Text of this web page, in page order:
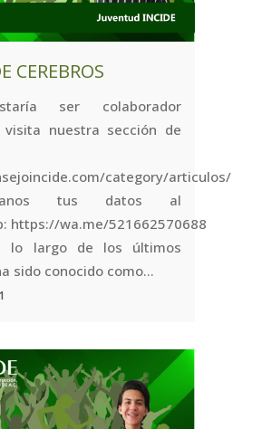
CEREBROS
ser colaborador
visita nuestra sección de
category/articulos/
tus datos al
https://wa.me/521662570688
lo largo de los últimos
sido conocido como...